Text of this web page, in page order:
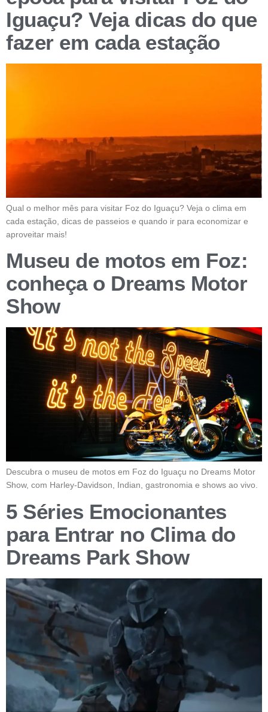
Iguaçu? Veja dicas do que
fazer em cada estação
Qual o melhor mês para visitar Foz do Iguaçu? Veja o clima em
cada estação, dicas de passeios e quando ir para economizar e
aproveitar mais!
Museu de motos em Foz:
conheça o Dreams Motor
Show
Descubra o museu de motos em Foz do Iguaçu no Dreams Motor
Show, com Harley-Davidson, Indian, gastronomia e shows ao vivo.
5 Séries Emocionantes
para Entrar no Clima do
Dreams Park Show